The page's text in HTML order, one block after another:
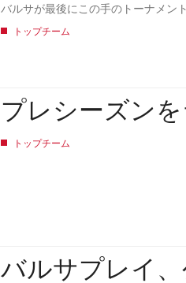
バルサが最後にこの手のトーナメン
トップチーム
プレシーズン
トップチーム
バルサプレイ